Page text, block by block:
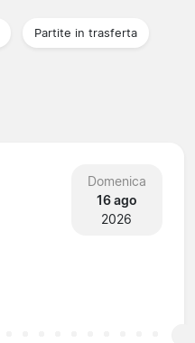
Partite in trasferta
Domenica
16 ago
2026